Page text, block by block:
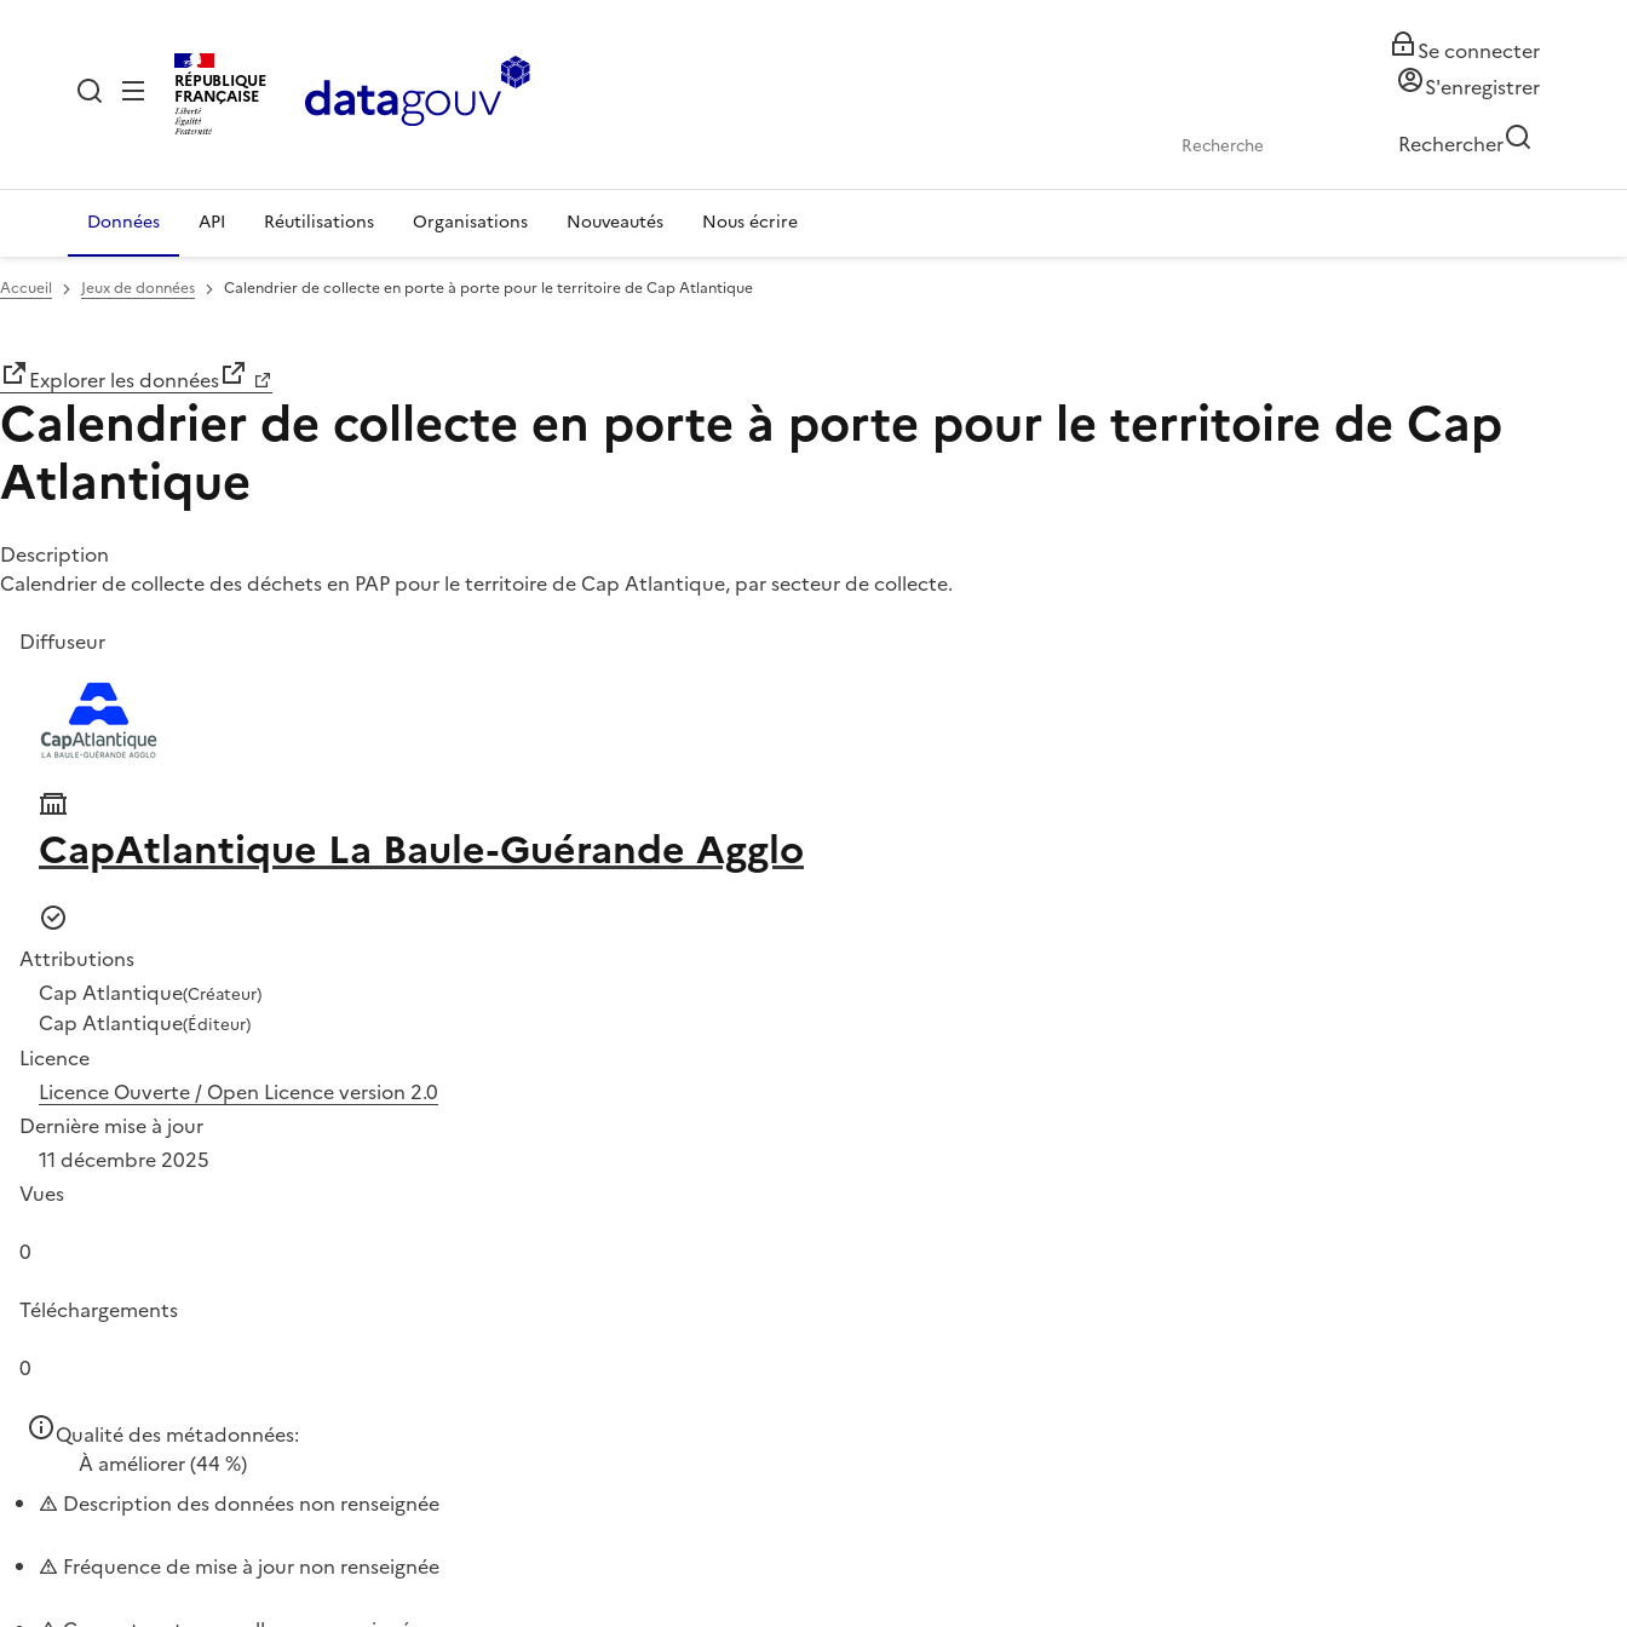
RÉPUBLIQUE
FRANÇAISE
Se connecter
S'enregistrer
Rechercher
Données API Réutilisations Organisations Nouveautés Nous écrire
Accueil Jeux de données Calendrier de collecte en porte à porte pour le territoire de Cap Atlantique
Explorer les données
Calendrier de collecte en porte à porte pour le territoire de Cap
Atlantique
Description
Calendrier de collecte des déchets en PAP pour le territoire de Cap Atlantique, par secteur de collecte.
Diffuseur
CapAtlantique La Baule-Guérande Agglo
Attributions
Cap Atlantique(Créateur)
Cap Atlantique(Éditeur)
Licence
Licence Ouverte / Open Licence version 2.0
Dernière mise à jour
11 décembre 2025
Vues
0
Téléchargements
0
Qualité des métadonnées:
À améliorer(44 %)
Description des données non renseignée
Fréquence de mise à jour non renseignée